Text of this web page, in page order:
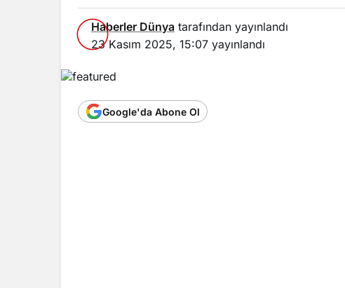
Haberler Dünya tarafından yayınlandı
23 Kasım 2025, 15:07 yayınlandı
Google'da Abone Ol